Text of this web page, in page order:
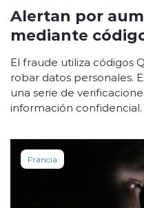
Alertan por
mediante
El fraude utiliza códigos
robar datos personales.
una serie de
información confidencial.
Francia